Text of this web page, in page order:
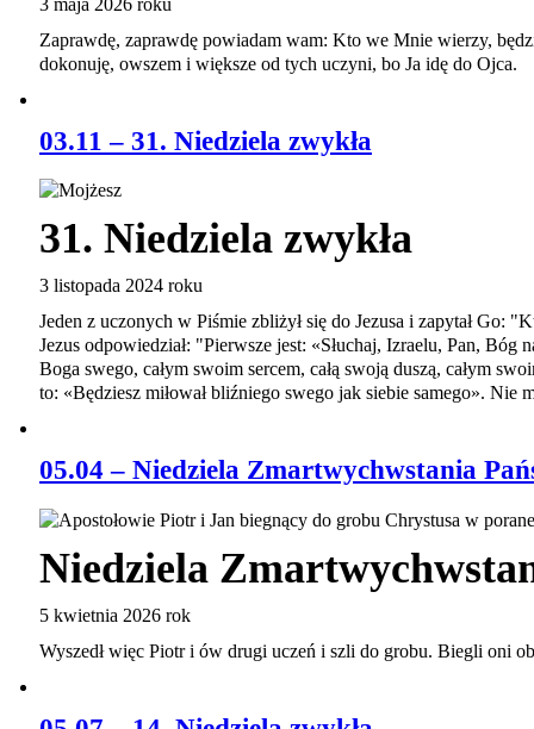
3 maja 2026 roku
Zaprawdę, zaprawdę powiadam wam: Kto we Mnie wierzy,
dokonuję, owszem i większe od tych uczyni, bo Ja idę do Ojca.
03.11 – 31. Niedziela zwykła
31. Niedziela zwykła
3 listopada 2024 roku
Jeden z uczonych w Piśmie zbliżył się do Jezusa i zapytał Go:
Jezus odpowiedział: "Pierwsze jest: «Słuchaj, Izraelu, Pan, Bóg
Boga swego, całym swoim sercem, całą swoją duszą, całym
to: «Będziesz miłował bliźniego swego jak siebie samego». Nie
05.04 – Niedziela Zmartwychwstania
Niedziela
5 kwietnia 2026 rok
Wyszedł więc Piotr i ów drugi uczeń i szli do grobu. Biegli oni